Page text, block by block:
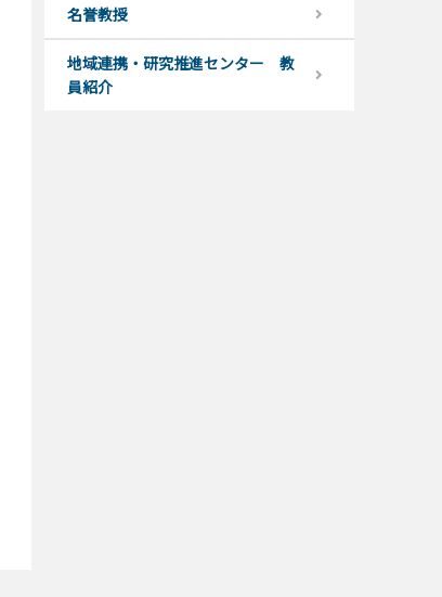
名誉教授
地域連携・研究推進センター 教
員紹介